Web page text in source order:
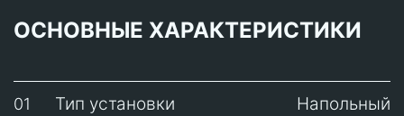
ОСНОВНЫЕ ХАРАКТЕРИСТИКИ
01 Тип установки Напольный